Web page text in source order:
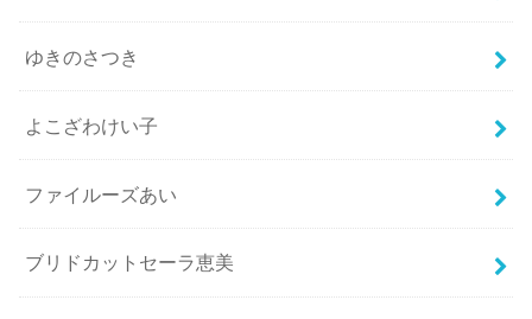
ゆきのさつき
よこざわけい子
ファイルーズあい
ブリドカットセーラ恵美